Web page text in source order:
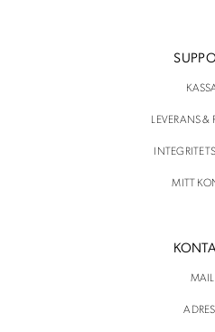
LEVERANS &
MITT
MAIL